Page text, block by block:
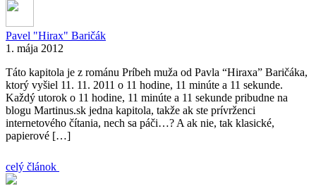
Pavel "Hirax" Baričák
1. mája 2012
Táto kapitola je z románu Príbeh muža od Pavla “Hiraxa” Baričáka,
ktorý vyšiel 11. 11. 2011 o 11 hodine, 11 minúte a 11 sekunde.
Každý utorok o 11 hodine, 11 minúte a 11 sekunde pribudne na
blogu Martinus.sk jedna kapitola, takže ak ste prívrženci
internetového čítania, nech sa páči…? A ak nie, tak klasické,
papierové […]
celý článok